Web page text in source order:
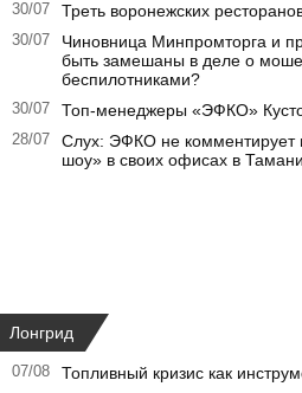
30/07 Треть воронежских
30/07
Чиновница Минпромторга и
быть замешаны в деле о
беспилотниками?
30/07 Топ-менеджеры «ЭФКО»
28/07
Слух: ЭФКО не
шоу» в своих офисах в
Лонгрид
07/08 Топливный кризис как